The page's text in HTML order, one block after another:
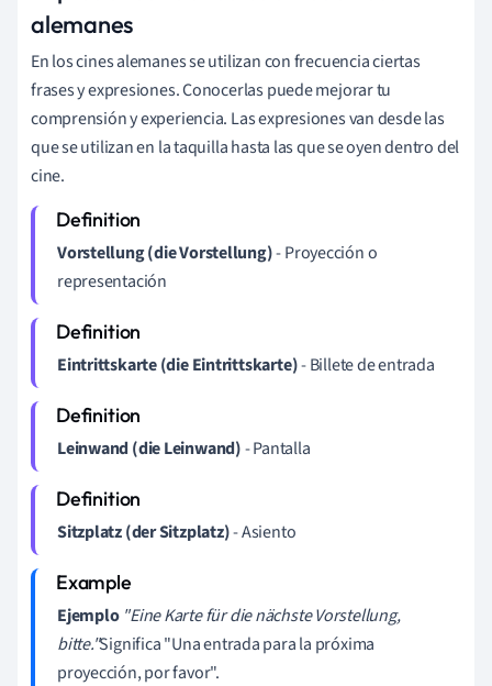
alemanes
En los cines alemanes se utilizan con frecuencia ciertas
frases y expresiones. Conocerlas puede mejorar tu
comprensión y experiencia. Las expresiones van desde las
que se utilizan en la taquilla hasta las que se oyen dentro del
cine.
Vorstellung (die Vorstellung)- Proyección o
representación
Eintrittskarte (die Eintrittskarte)- Billete de entrada
Leinwand (die Leinwand)- Pantalla
Sitzplatz (der Sitzplatz)- Asiento
Ejemplo "Eine Karte für die nächste Vorstellung,
bitte."Significa "Una entrada para la próxima
proyección, por favor".